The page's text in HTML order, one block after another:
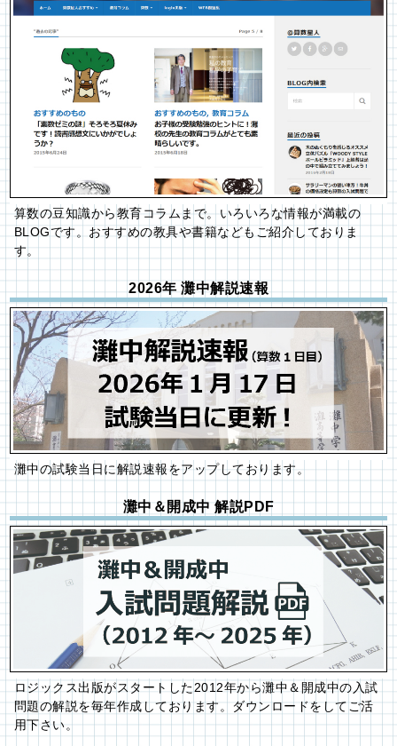
算数の豆知識から教育コラムまで。いろいろな情報が満載の
BLOGです。おすすめの教具や書籍などもご紹介しておりま
す。
2026年 灘中解説速報
灘中の試験当日に解説速報をアップしております。
灘中＆開成中 解説PDF
ロジックス出版がスタートした2012年から灘中＆開成中の入試
問題の解説を毎年作成しております。ダウンロードをしてご活
用下さい。